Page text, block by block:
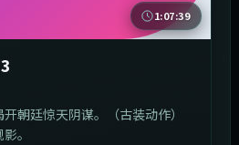
1:07:39
朝廷惊天阴谋。（古装动作）
。